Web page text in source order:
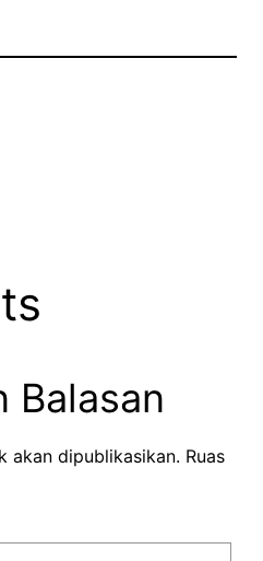
Balasan
akan dipublikasikan. Ruas